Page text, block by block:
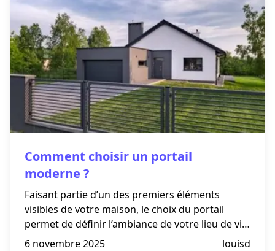
Comment choisir un portail
moderne ?
Faisant partie d’un des premiers éléments
visibles de votre maison, le choix du portail
permet de définir l’ambiance de votre lieu de vie.
Même si l'esthétique de celui-ci reste important
6 novembre 2025 louisd